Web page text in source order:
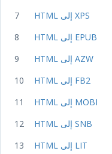
7 HTML إلى XPS
8 HTML إلى EPUB
9 HTML إلى AZW
10 HTML إلى FB2
11 HTML إلى MOBI
12 HTML إلى SNB
13 HTML إلى LIT